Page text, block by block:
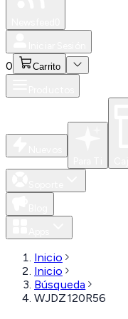
0 Carrito
Inicio
Inicio
Búsqueda
WJDZ120R56